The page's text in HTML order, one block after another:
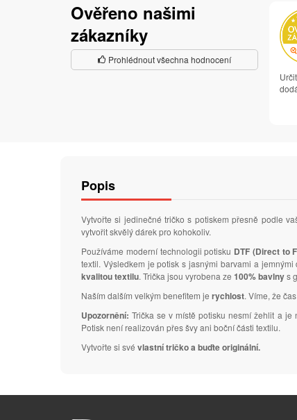
Ověřeno našimi
zákazníky
Prohlédnout všechna hodnocení
Popis
Vytvořte si jedinečné tričko s potiskem přesně podle
vytvořit skvělý dárek pro kohokoliv.
Používáme moderní technologii potisku DTF (Direct to
textil. Výsledkem je potisk s jasnými barvami a
kvalitou textilu. Trička jsou vyrobena ze 100% bavlnys
Naším dalším velkým benefitem je rychlost. Víme, že
Upozornění:Trička se v místě potisku nesmí žehlit a
Potisk není realizován přes švy ani boční části textilu.
Vytvořte si své vlastní tričko a buďte originální.